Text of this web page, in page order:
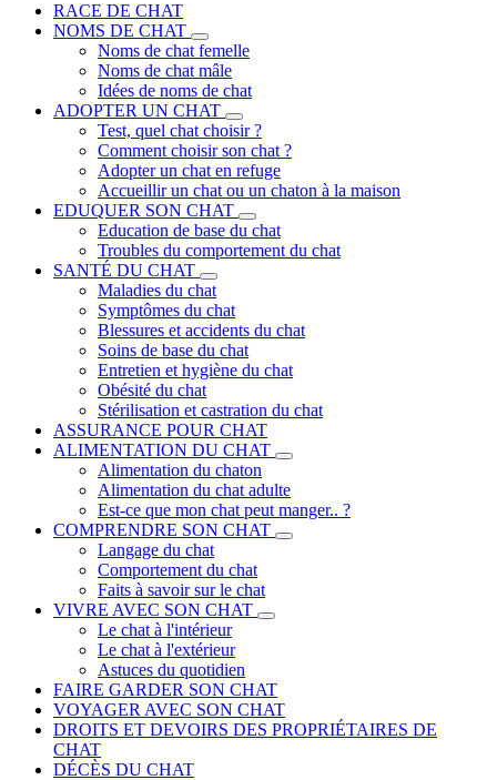
RACE DE CHAT
NOMS DE CHAT
Noms de chat femelle
Noms de chat mâle
Idées de noms de chat
ADOPTER UN CHAT
Test, quel chat choisir ?
Comment choisir son chat ?
Adopter un chat en refuge
Accueillir un chat ou un chaton à la maison
EDUQUER SON CHAT
Education de base du chat
Troubles du comportement du chat
SANTÉ DU CHAT
Maladies du chat
Symptômes du chat
Blessures et accidents du chat
Soins de base du chat
Entretien et hygiène du chat
Obésité du chat
Stérilisation et castration du chat
ASSURANCE POUR CHAT
ALIMENTATION DU CHAT
Alimentation du chaton
Alimentation du chat adulte
Est-ce que mon chat peut manger.. ?
COMPRENDRE SON CHAT
Langage du chat
Comportement du chat
Faits à savoir sur le chat
VIVRE AVEC SON CHAT
Le chat à l'intérieur
Le chat à l'extérieur
Astuces du quotidien
FAIRE GARDER SON CHAT
VOYAGER AVEC SON CHAT
DROITS ET DEVOIRS DES PROPRIÉTAIRES DE
CHAT
DÉCÈS DU CHAT